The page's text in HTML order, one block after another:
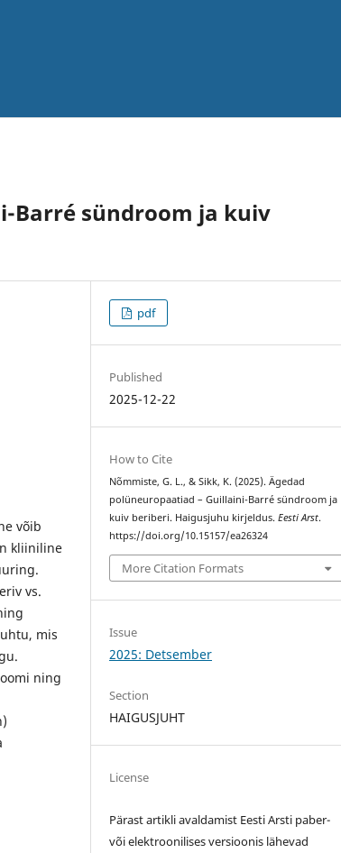
Barré sündroom ja kuiv
võib
kliiniline
vs.
mis
ning
pdf
Published
2025-12-22
How to Cite
Nõmmiste, G. L., & Sikk, K. (2025). Ägedad
polüneuropaatiad – Guillaini-Barré sündroom ja
kuiv beriberi. Haigusjuhu kirjeldus.Eesti Arst.
https://doi.org/10.15157/ea26324
More Citation Formats
Issue
2025: Detsember
Section
HAIGUSJUHT
License
Pärast artikli avaldamist Eesti Arsti paber-
või elektroonilises versioonis lähevad